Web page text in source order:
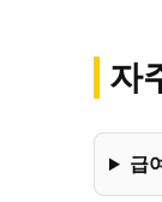
자
급